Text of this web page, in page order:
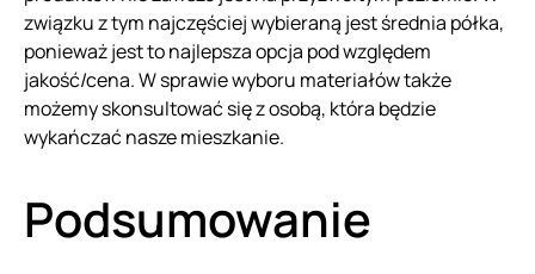
związku z tym najczęściej wybieraną jest średnia półka,
ponieważ jest to najlepsza opcja pod względem
jakość/cena. W sprawie wyboru materiałów także
możemy skonsultować się z osobą, która będzie
wykańczać nasze mieszkanie.
Podsumowanie